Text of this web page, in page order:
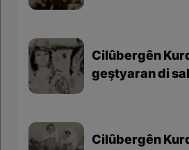
Cilûbergên
geştyaran di
Cilûbergên